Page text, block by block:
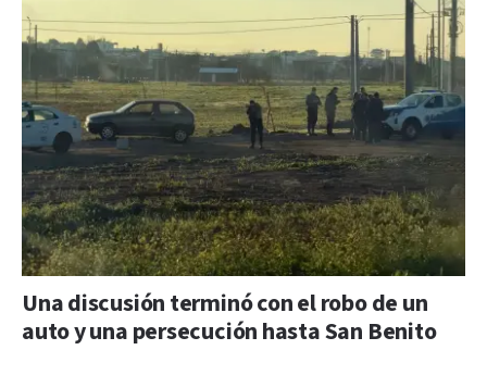
Una discusión terminó con el robo de un
auto y una persecución hasta San Benito